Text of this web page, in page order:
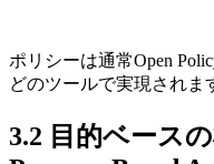
ポリシーは通常Open
どのツールで実現されま
3.2 目的ベース